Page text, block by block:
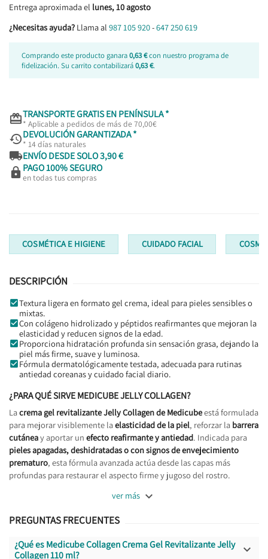
Entrega aproximada el lunes, 10 agosto
¿Necesitas ayuda? Llama al 987 105 920-647 250 619
Comprando este producto ganara0,63 €con nuestro programa de
fidelización. Su carrito contabilizará0,63 €.
TRANSPORTE GRATIS EN PENÍNSULA *
* Aplicable a pedidos de más de 70,00€
DEVOLUCIÓN GARANTIZADA *
* 14 días naturales
ENVÍO DESDE SOLO 3,90 €
 PAGO 100% SEGURO
en todas tus compras
COSMÉTICA E HIGIENE CUIDADO FACIAL
DESCRIPCIÓN
Textura ligera en formato gel crema, ideal para pieles sensibles o
mixtas.
Con colágeno hidrolizado y péptidos reafirmantes que mejoran la
elasticidad y reducen signos de la edad.
Proporciona hidratación profunda sin sensación grasa, dejando la
piel más firme, suave y luminosa.
Fórmula dermatológicamente testada, adecuada para rutinas
antiedad coreanas y cuidado facial diario.
¿PARA QUÉ SIRVE MEDICUBE JELLY COLLAGEN?
Lacrema gel revitalizante Jelly Collagen de Medicubeestá formulada
para mejorar visiblemente laelasticidad de la piel, reforzar la barrera
cutáneay aportar un efecto reafirmante y antiedad. Indicada para
pieles apagadas, deshidratadas o con signos de envejecimiento
prematuro, esta fórmula avanzada actúa desde las capas más
profundas para restaurar el aspecto firme y jugoso del rostro.
ver más 
PREGUNTAS FRECUENTES
¿Qué es Medicube Collagen Crema Gel Revitalizante Jelly
Collagen 110 ml?
